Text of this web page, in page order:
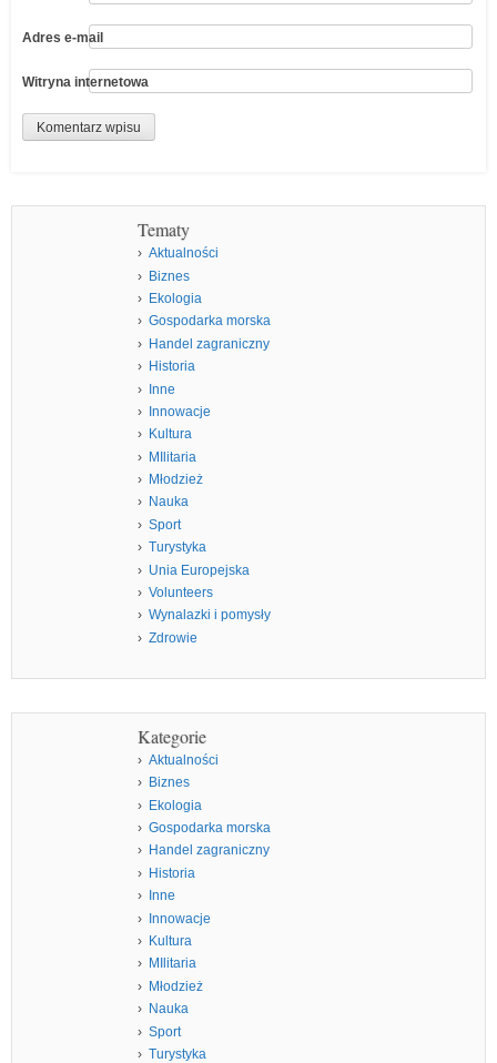
Adres e-mail
Witryna internetowa
Tematy
Aktualności
Biznes
Ekologia
Gospodarka morska
Handel zagraniczny
Historia
Inne
Innowacje
Kultura
MIlitaria
Młodzież
Nauka
Sport
Turystyka
Unia Europejska
Volunteers
Wynalazki i pomysły
Zdrowie
Kategorie
Aktualności
Biznes
Ekologia
Gospodarka morska
Handel zagraniczny
Historia
Inne
Innowacje
Kultura
MIlitaria
Młodzież
Nauka
Sport
Turystyka